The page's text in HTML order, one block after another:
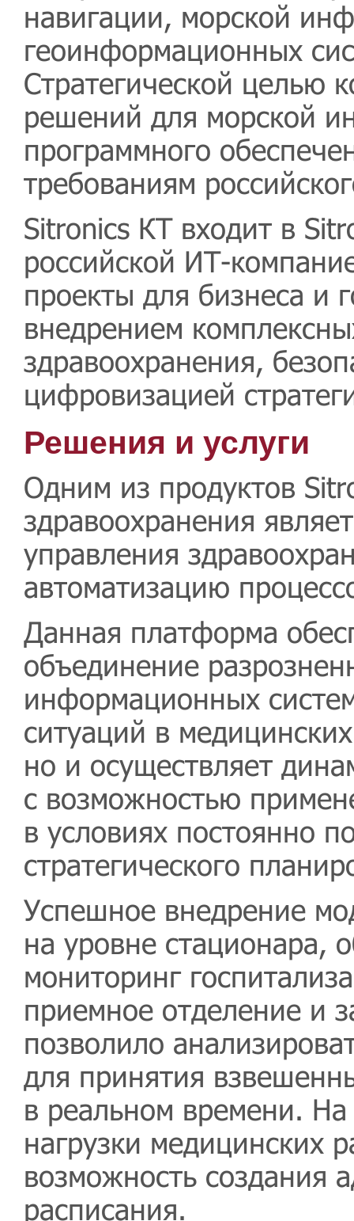
навигации, морской
геоинформационных
Стратегической целью
решений для морской
программного
требованиям
Sitronics КТ входит в
российской ИТ-
проекты для бизнеса и
внедрением
здравоохранения,
цифровизацией
Решения и услуги
Одним из продуктов
здравоохранения
управления
автоматизацию
Данная платформа
объединение
информационных
ситуаций в
но и осуществляет
с возможностью
в условиях постоянно
стратегического
Успешное внедрение
на уровне стационара,
мониторинг
приемное отделение и
позволило
для принятия
в реальном времени.
нагрузки медицинских
возможность создания
расписания.